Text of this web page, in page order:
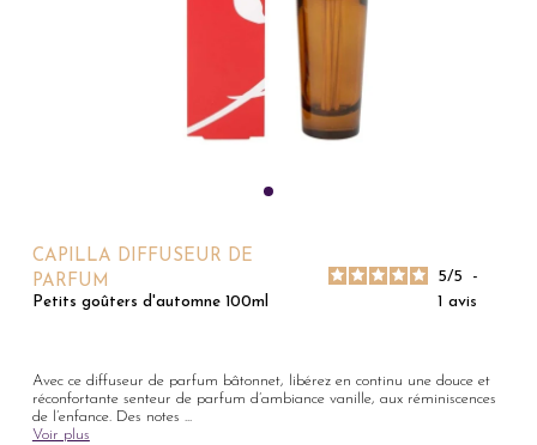
CAPILLA DIFFUSEUR DE
PARFUM
Petits goûters d'automne 100ml
5/5
-
1avis
Avec ce diffuseur de parfum bâtonnet, libérez en continu une douce et
réconfortante senteur de parfum d’ambiance vanille, aux réminiscences
de l’enfance. Des notes ...
Voir plus